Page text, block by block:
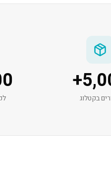
+
בקטלוג